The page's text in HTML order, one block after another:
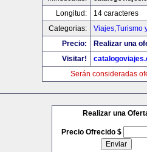
Longitud:
14 caracteres
Categorias:
Viajes,Turismo
Precio:
Realizar una
Visitar!
Serán consideradas
Realizar una
Precio Ofrecido $